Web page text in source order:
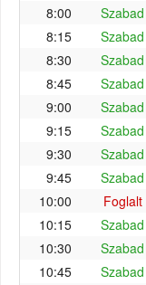
8:00
Szabad
8:15
Szabad
8:30
Szabad
8:45
Szabad
9:00
Szabad
9:15
Szabad
9:30
Szabad
9:45
Szabad
10:00
Foglalt
10:15
Szabad
10:30
Szabad
10:45
Szabad